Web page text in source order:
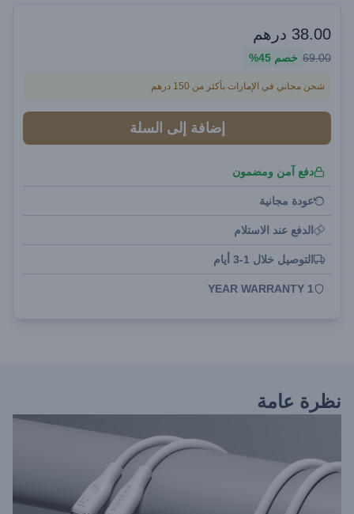
38.00 درهم
69.00 خصم 45%
شحن مجاني في الإمارات بأكثر من 150 درهم
إضافة إلى السلة
دفع آمن ومضمون
عودة مجانية
الدفع عند الاستلام
التوصيل خلال 1-3 أيام
1 YEAR WARRANTY
نظرة عامة